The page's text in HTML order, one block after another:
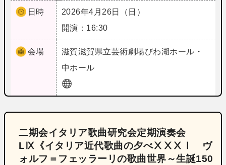
日時
2026年4月26日（日）
開演：16:30
会場 滋賀滋賀県立芸術劇場びわ湖ホール・
中ホール
二期会イタリア歌曲研究会定期演奏会
LⅨ《イタリア近代歌曲の夕べⅩⅩⅩⅠ ヴ
ォルフ＝フェッラーリの歌曲世界～生誕150